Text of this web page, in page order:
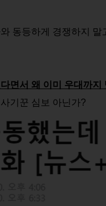
동등하게 경쟁하지
면서 왜 이미 우대까
기꾼 심보 아닌가?